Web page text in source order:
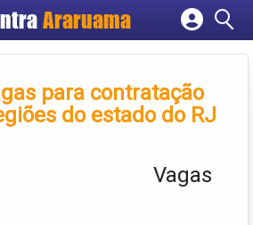
Araruama
Cadastrar empresa
Criar conta
para contratação
do estado do RJ
Vagas